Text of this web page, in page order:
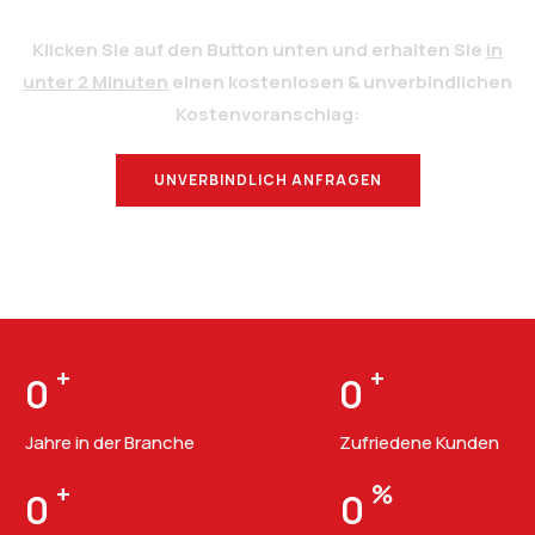
Klicken Sie auf den Button unten und erhalten Sie in
unter 2 Minuten einen kostenlosen & unverbindlichen
Kostenvoranschlag:
UNVERBINDLICH ANFRAGEN
0 +
Jahre in der Branche
0 +
Zufriedene Kunden
0 + 0 %